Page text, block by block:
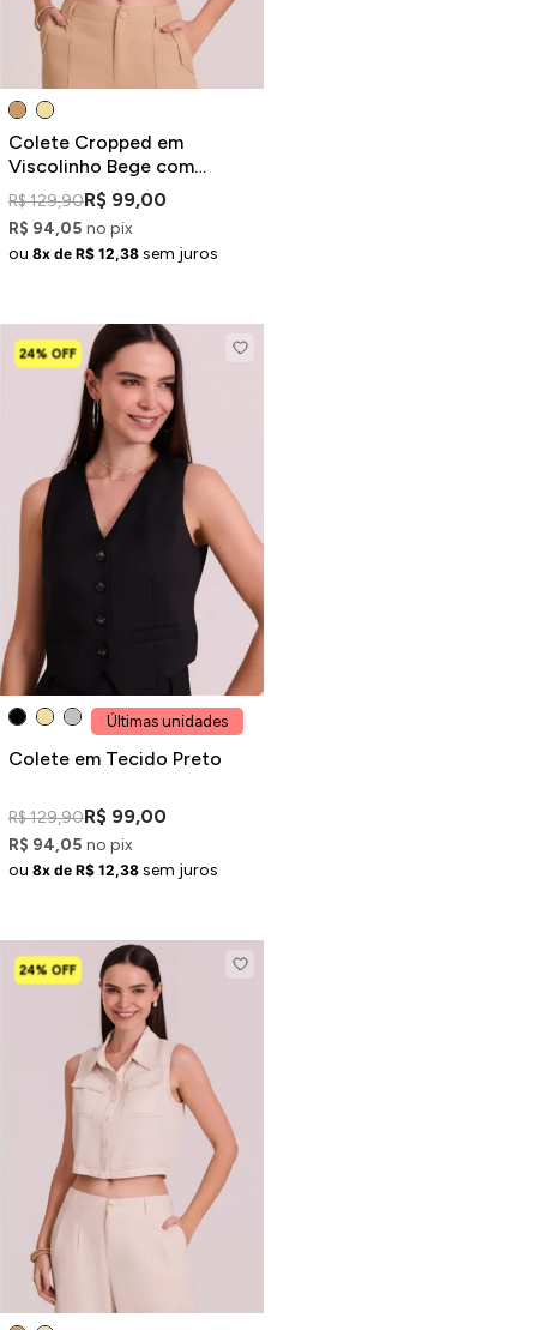
Colete Cropped em
Viscolinho Bege com
Costuras Contrastantes
R$ 129,90R$ 99,00
R$ 94,05 no pix
ou 8x de R$ 12,38 sem juros
24% OFF
Últimas unidades
Colete em Tecido Preto
R$ 129,90R$ 99,00
R$ 94,05 no pix
ou 8x de R$ 12,38 sem juros
24% OFF